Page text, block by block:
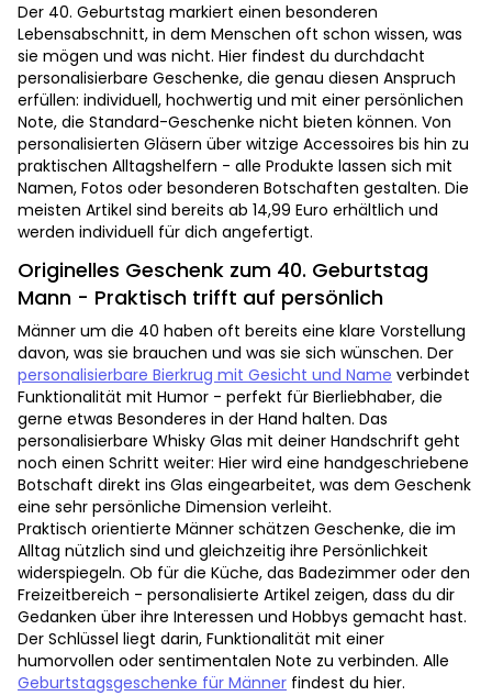
Der 40. Geburtstag markiert einen besonderen
Lebensabschnitt, in dem Menschen oft schon wissen, was
sie mögen und was nicht. Hier findest du durchdacht
personalisierbare Geschenke, die genau diesen Anspruch
erfüllen: individuell, hochwertig und mit einer persönlichen
Note, die Standard-Geschenke nicht bieten können. Von
personalisierten Gläsern über witzige Accessoires bis hin zu
praktischen Alltagshelfern - alle Produkte lassen sich mit
Namen, Fotos oder besonderen Botschaften gestalten. Die
meisten Artikel sind bereits ab 14,99 Euro erhältlich und
werden individuell für dich angefertigt.
Originelles Geschenk zum 40. Geburtstag
Mann - Praktisch trifft auf persönlich
Männer um die 40 haben oft bereits eine klare Vorstellung
davon, was sie brauchen und was sie sich wünschen. Der
personalisierbare Bierkrug mit Gesicht und Name verbindet
Funktionalität mit Humor - perfekt für Bierliebhaber, die
gerne etwas Besonderes in der Hand halten. Das
personalisierbare Whisky Glas mit deiner Handschrift geht
noch einen Schritt weiter: Hier wird eine handgeschriebene
Botschaft direkt ins Glas eingearbeitet, was dem Geschenk
eine sehr persönliche Dimension verleiht.
Praktisch orientierte Männer schätzen Geschenke, die im
Alltag nützlich sind und gleichzeitig ihre Persönlichkeit
widerspiegeln. Ob für die Küche, das Badezimmer oder den
Freizeitbereich - personalisierte Artikel zeigen, dass du dir
Gedanken über ihre Interessen und Hobbys gemacht hast.
Der Schlüssel liegt darin, Funktionalität mit einer
humorvollen oder sentimentalen Note zu verbinden. Alle
Geburtstagsgeschenke für Männer findest du hier.